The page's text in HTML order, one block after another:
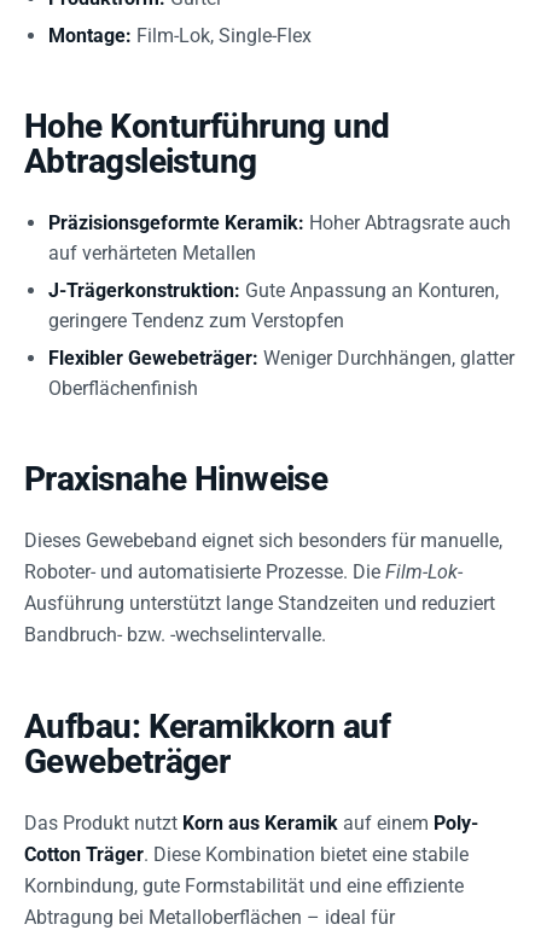
Montage: Film-Lok, Single-Flex
Hohe Konturführung und
Abtragsleistung
Präzisionsgeformte Keramik: Hoher Abtragsrate auch
auf verhärteten Metallen
J-Trägerkonstruktion: Gute Anpassung an Konturen,
geringere Tendenz zum Verstopfen
Flexibler Gewebeträger: Weniger Durchhängen, glatter
Oberflächenfinish
Praxisnahe Hinweise
Dieses Gewebeband eignet sich besonders für manuelle,
Roboter- und automatisierte Prozesse. Die Film-Lok-
Ausführung unterstützt lange Standzeiten und reduziert
Bandbruch- bzw. -wechselintervalle.
Aufbau: Keramikkorn auf
Gewebeträger
Das Produkt nutzt Korn aus Keramik auf einem Poly-
Cotton Träger. Diese Kombination bietet eine stabile
Kornbindung, gute Formstabilität und eine effiziente
Abtragung bei Metalloberflächen – ideal für